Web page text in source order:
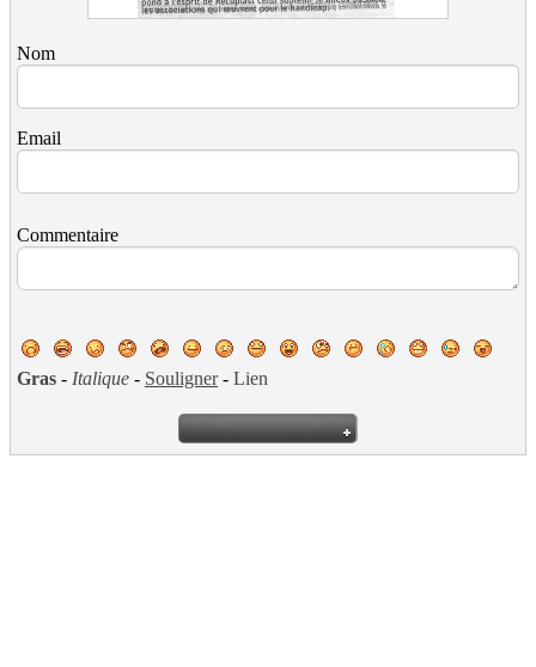
Nom
Email
Commentaire
Gras - Italique - Souligner- Lien